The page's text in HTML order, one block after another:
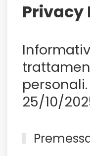
Privacy
25/10/